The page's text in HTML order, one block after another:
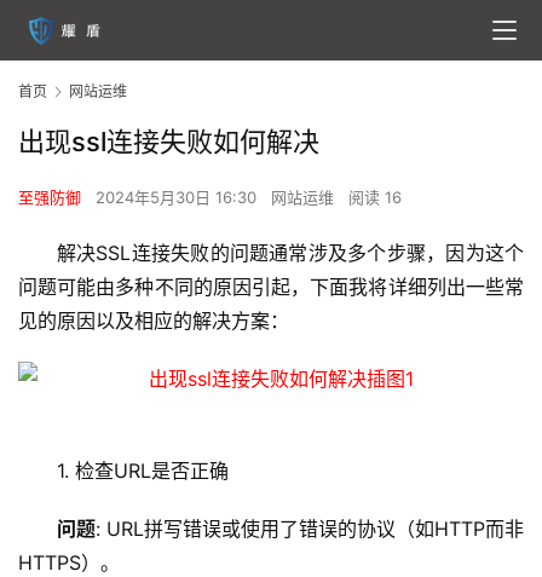
首页 网站运维
出现ssl连接失败如何解决
至强防御 2024年5月30日 16:30 网站运维 阅读 16
解决SSL连接失败的问题通常涉及多个步骤，因为这个
问题可能由多种不同的原因引起，下面我将详细列出一些常
见的原因以及相应的解决方案：
1. 检查URL是否正确
问题: URL拼写错误或使用了错误的协议（如HTTP而非
HTTPS）。